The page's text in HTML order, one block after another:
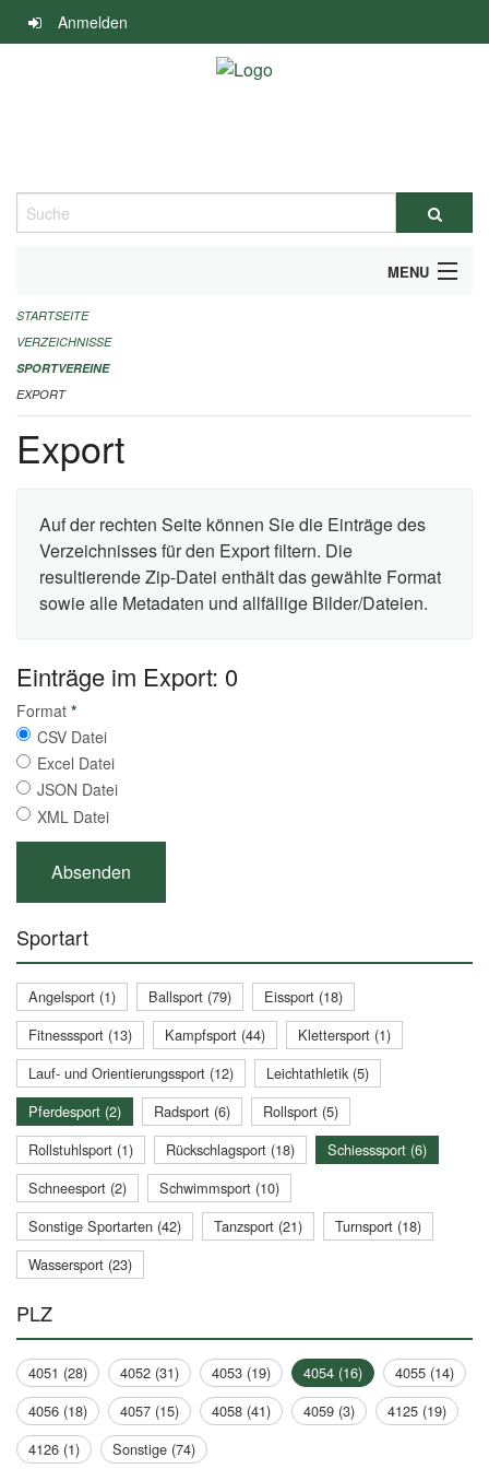
Navigation
überspringen
Anmelden
Suche
MENU
ALLGEMEINE INFORMATIONEN
FINANZIELLE UNTERSTÜTZUNG BENÖTIGT?
KONTAKT
STARTSEITE
VERZEICHNISSE
SPORTVEREINE
EXPORT
Export
Auf der rechten Seite können Sie die Einträge des
Verzeichnisses für den Export filtern. Die
resultierende Zip-Datei enthält das gewählte Format
sowie alle Metadaten und allfällige Bilder/Dateien.
Einträge im Export: 0
Format *
CSV Datei
Excel Datei
JSON Datei
XML Datei
Sportart
Angelsport (1) Ballsport (79)
Eissport (18)
Fitnesssport (13)
Kampfsport (44)
Klettersport (1)
Lauf- und Orientierungssport (12)
Leichtathletik (5)
Pferdesport (2)
Radsport (6)
Rollsport (5)
Rollstuhlsport (1)
Rückschlagsport (18)
Schiesssport (6)
Schneesport (2)
Schwimmsport (10)
Sonstige Sportarten (42)
Tanzsport (21)
Turnsport (18)
Wassersport (23)
PLZ
4051 (28) 4052 (31) 4053 (19) 4054 (16)
4055 (14)
4056 (18)
4057 (15) 4058 (41) 4059 (3)
4125 (19)
4126 (1)
Sonstige (74)